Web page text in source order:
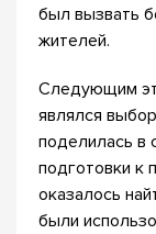
был вызвать
жителей.
Следующим
являлся
поделилась в
подготовки к
оказалось
были